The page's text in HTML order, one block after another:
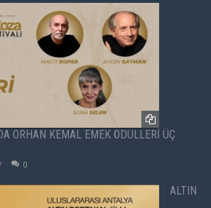
ORHAN KEMAL EMEK ÖDÜLLERİ ÜÇ
0
ALTIN